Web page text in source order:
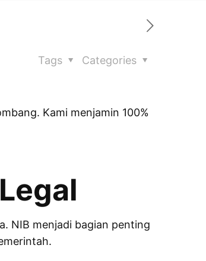
Categories
Tags
Kami menjamin 100%
NIB menjadi bagian penting